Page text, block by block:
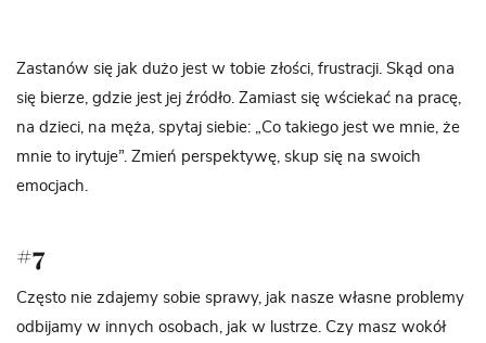
Zastanów się jak dużo jest w tobie złości, frustracji. Skąd ona
się bierze, gdzie jest jej źródło. Zamiast się wściekać na pracę,
na dzieci, na męża, spytaj siebie: „Co takiego jest we mnie, że
mnie to irytuje”. Zmień perspektywę, skup się na swoich
emocjach.
#7
Często nie zdajemy sobie sprawy, jak nasze własne problemy
odbijamy w innych osobach, jak w lustrze. Czy masz wokół